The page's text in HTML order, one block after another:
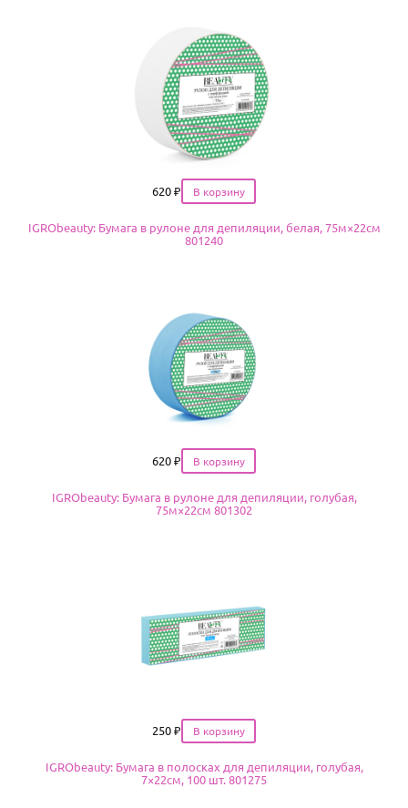
Цена
620 ₽
IGRObeauty: Бумага в рулоне для депиляции, белая, 75м×22см
801240
Цена
620 ₽
IGRObeauty: Бумага в рулоне для депиляции, голубая,
75м×22см 801302
Цена
250 ₽
IGRObeauty: Бумага в полосках для депиляции, голубая,
7×22см, 100 шт. 801275